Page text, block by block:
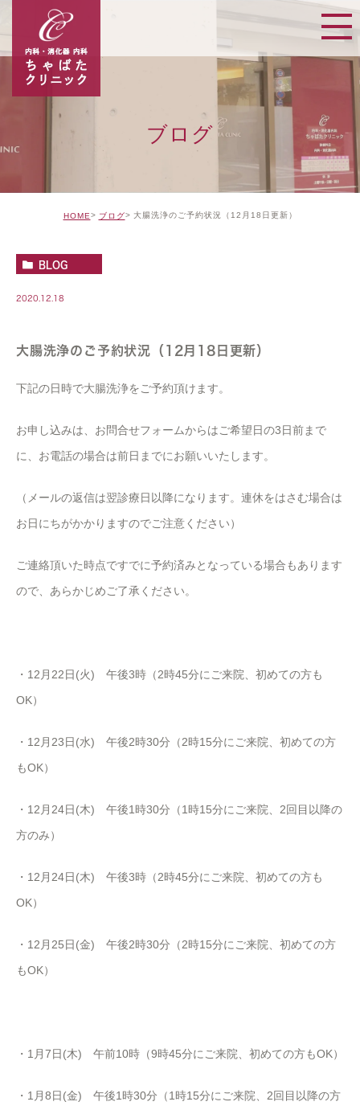
ブログ
HOME ブログ 大腸洗浄のご予約状況（12月18日更新）
BLOG
2020.12.18
大腸洗浄のご予約状況（12月18日更新）
下記の日時で大腸洗浄をご予約頂けます。
お申し込みは、お問合せフォームからはご希望日の3日前まで
に、お電話の場合は前日までにお願いいたします。
（メールの返信は翌診療日以降になります。連休をはさむ場合は
お日にちがかかりますのでご注意ください）
ご連絡頂いた時点ですでに予約済みとなっている場合もあります
ので、あらかじめご了承ください。
・12月22日(火) 午後3時（2時45分にご来院、初めての方も
OK）
・12月23日(水) 午後2時30分（2時15分にご来院、初めての方
もOK）
・12月24日(木) 午後1時30分（1時15分にご来院、2回目以降の
方のみ）
・12月24日(木) 午後3時（2時45分にご来院、初めての方も
OK）
・12月25日(金) 午後2時30分（2時15分にご来院、初めての方
もOK）
・1月7日(木) 午前10時（9時45分にご来院、初めての方もOK）
・1月8日(金) 午後1時30分（1時15分にご来院、2回目以降の方